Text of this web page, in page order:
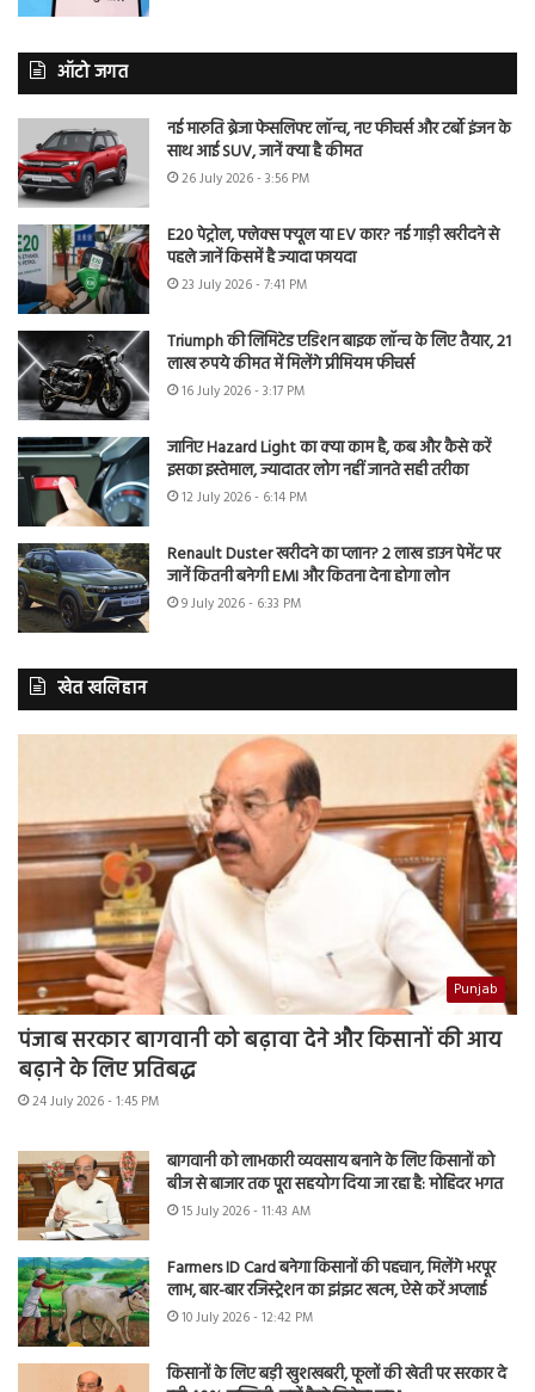
ऑटो जगत
नई मारुति ब्रेजा फेसलिफ्ट लॉन्च, नए फीचर्स और टर्बो इंजन के
साथ आई SUV, जानें क्या है कीमत
26 July 2026 - 3:56 PM
E20 पेट्रोल, फ्लेक्स फ्यूल या EV कार? नई गाड़ी खरीदने से
पहले जानें किसमें है ज्यादा फायदा
23 July 2026 - 7:41 PM
Triumph की लिमिटेड एडिशन बाइक लॉन्च के लिए तैयार, 21
लाख रुपये कीमत में मिलेंगे प्रीमियम फीचर्स
16 July 2026 - 3:17 PM
जानिए Hazard Light का क्या काम है, कब और कैसे करें
इसका इस्तेमाल, ज्यादातर लोग नहीं जानते सही तरीका
12 July 2026 - 6:14 PM
Renault Duster खरीदने का प्लान? 2 लाख डाउन पेमेंट पर
जानें कितनी बनेगी EMI और कितना देना होगा लोन
9 July 2026 - 6:33 PM
खेत खलिहान
Punjab
पंजाब सरकार बागवानी को बढ़ावा देने और किसानों की आय
बढ़ाने के लिए प्रतिबद्ध
24 July 2026 - 1:45 PM
बागवानी को लाभकारी व्यवसाय बनाने के लिए किसानों को
बीज से बाजार तक पूरा सहयोग दिया जा रहा है: मोहिंदर भगत
15 July 2026 - 11:43 AM
Farmers ID Card बनेगा किसानों की पहचान, मिलेंगे भरपूर
लाभ, बार-बार रजिस्ट्रेशन का झंझट खत्म, ऐसे करें अप्लाई
10 July 2026 - 12:42 PM
किसानों के लिए बड़ी खुशखबरी, फूलों की खेती पर सरकार दे